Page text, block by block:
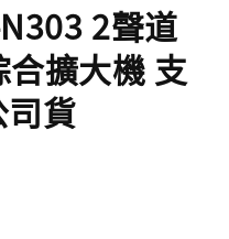
2聲道
擴大機 支
貨